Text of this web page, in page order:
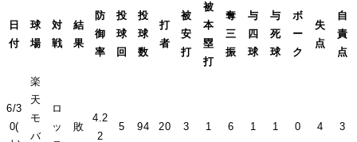
日
付
球
場
対
戦
結
果
防
御
率
投
球
回
投
球
数
打
者
被
安
打
被
本
塁
打
奪
三
振
与
四
球
与
死
球
ボ
ー
ク
失
点
自
責
点
6/3
0(
楽
天
モ
バ
ロ
ッ
敗
4.2
2
5 94 20 3 1 6 1 1 0 4 3